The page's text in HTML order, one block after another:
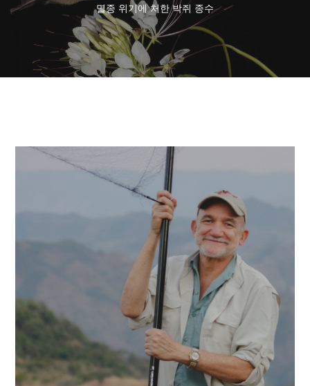
멸종 위기에 처한 박쥐 종수